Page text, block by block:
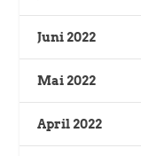
Juni 2022
Mai 2022
April 2022